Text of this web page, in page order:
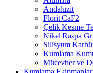
Andaluzit
Florit CaF2
Çelik Kesme
Nikel Raspa
Silisyum
Kumlama
Mücevher ve
Kumlama Ekipmanları